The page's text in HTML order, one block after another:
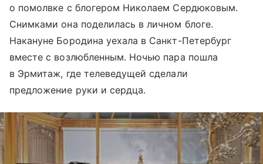
о помолвке с блогером Николаем Сердюковым.
Снимками она поделилась в личном блоге.
Накануне Бородина уехала в Санкт-Петербург
вместе с возлюбленным. Ночью пара пошла
в Эрмитаж, где телеведущей сделали
предложение руки и сердца.